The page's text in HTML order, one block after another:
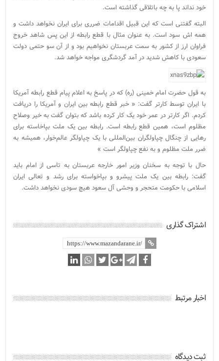
خود نداند پا به چه باتلاقی گذاشته است.
البته گفتنی است که این قبیل اقدامات ضرری برای ایران نخواهد داشت و
همه اش سود است. به عنوان مثال با قطع رابطه از این پس شاهد خروج
فراوان ارز از کشور به سمت عربستان نخواهیم بود و از آن سو حتمی دولت
سعودی با کاهش شدید در آمد گردشگری مواجه خواهد شد.
به قول حضرت امام خمینی (ره) که در پاسخ به اعلام پیام قطع رابطه آمریکا
با ایران توسط کارتر گفت: « خبر قطع رابطه بین ایران و آمریکا را دریافت
کردم. اگر کارتر در عمر خود یک کار کرده باشد که بتوان گفت به خیر وصلاح
مظلوم است، همین قطع رابطه است. رابطه بین یک ملت بپاخاسته برای
رهایی از چنگال چپاولگران بین‌المللی با یک چپاولگر عالم‌خوار، همیشه به
ضرر ملت مظلوم و به نفع چپاولگر است »
حال با توجه به سخنان وزیر امور خارجه عربستان به تاسی از امام باید
گفت: رابطه بین یک ملت پیشرو و بپاخواسته برای رشد و تعالی ایران
اسلامی با حکومت متحجر و وحشی آل سعود هیچ سودی نخواهد داشت.
اشتراک گذاری
اخبار مرتبط
ثبت دیدگاه